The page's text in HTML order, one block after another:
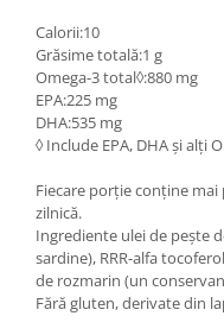
Calorii:10
Grăsime totală:1 g
Omega-3 total◊:880 mg
EPA:225 mg
DHA:535 mg
◊ Include EPA, DHA și alți
Fiecare porție conține mai
zilnică.
Ingrediente ulei de pește
sardine), RRR-alfa
de rozmarin (un
Fără gluten, derivate din